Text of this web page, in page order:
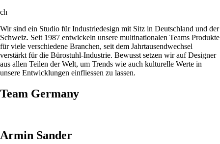
ch
Wir sind ein Studio für Industriedesign mit Sitz in Deutschland und der
Schweiz. Seit 1987 entwickeln unsere multinationalen Teams Produkte
für viele verschiedene Branchen, seit dem Jahrtausendwechsel
verstärkt für die Bürostuhl-Industrie. Bewusst setzen wir auf Designer
aus allen Teilen der Welt, um Trends wie auch kulturelle Werte in
unsere Entwicklungen einfliessen zu lassen.
Team Germany
Armin Sander